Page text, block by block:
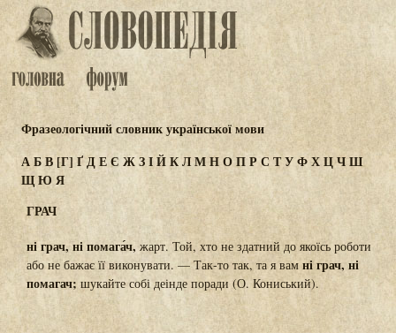
Фразеологічний словник української мови
АБВ[Г] ҐДЕЄ ЖЗІЙКЛМНОПР С ТУФХЦЧШ
ЩЮ Я
ГРАЧ
ні грач, ні помага́ч, жарт. Той, хто не здатний до якоїсь роботи
або не бажає її виконувати. — Так-то так, та я вам ні грач, ні
помагач; шукайте собі деінде поради (О. Кониський).